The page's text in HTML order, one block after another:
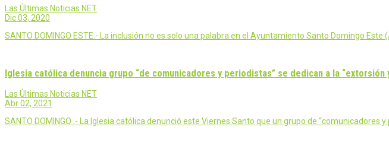
Las Últimas Noticias NET
Dic 03, 2020
SANTO DOMINGO ESTE.- La inclusión no es solo una palabra en el Ayuntamiento Santo Domingo Este
Iglesia católica denuncia grupo “de comunicadores y periodistas” se dedican a la “extorsión
Las Últimas Noticias NET
Abr 02, 2021
SANTO DOMINGO .- La Iglesia católica denunció este Viernes Santo que un grupo de “comunicadores